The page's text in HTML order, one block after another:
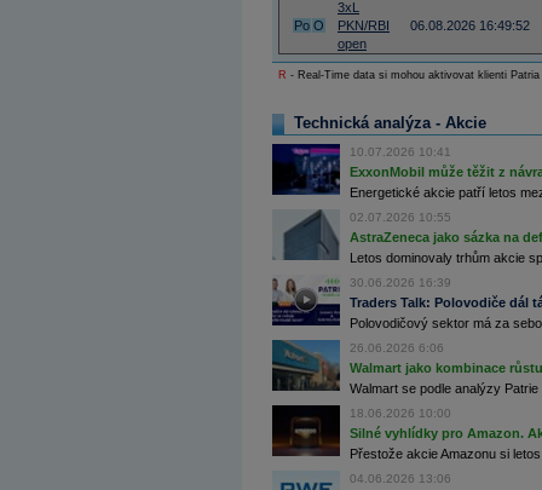
Po O
3xL
PKN/RBI
open
06.08.2026 16:49:52
R - Real-Time data si mohou aktivovat klienti
Technická analýza - Akcie
10.07.2026 10:41
ExxonMobil může těžit z
Energetické akcie patří letos
02.07.2026 10:55
AstraZeneca jako sázka na
Letos dominovaly trhům akcie
30.06.2026 16:39
Traders Talk: Polovodiče dál
Polovodičový sektor má za
26.06.2026 6:06
Walmart jako kombinace
Walmart se podle analýzy
18.06.2026 10:00
Silné vyhlídky pro Amazon.
Přestože akcie Amazonu si
04.06.2026 13:06